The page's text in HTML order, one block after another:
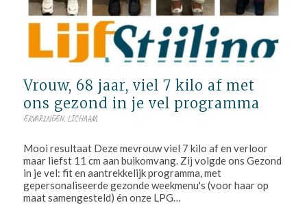
Vrouw, 68 jaar, viel 7 kilo af met
ons gezond in je vel programma
ERVARINGEN, LICHAAM
Mooi resultaat Deze mevrouw viel 7 kilo af en verloor
maar liefst 11 cm aan buikomvang. Zij volgde ons Gezond
in je vel: fit en aantrekkelijk programma, met
gepersonaliseerde gezonde weekmenu's (voor haar op
maat samengesteld) én onze LPG…